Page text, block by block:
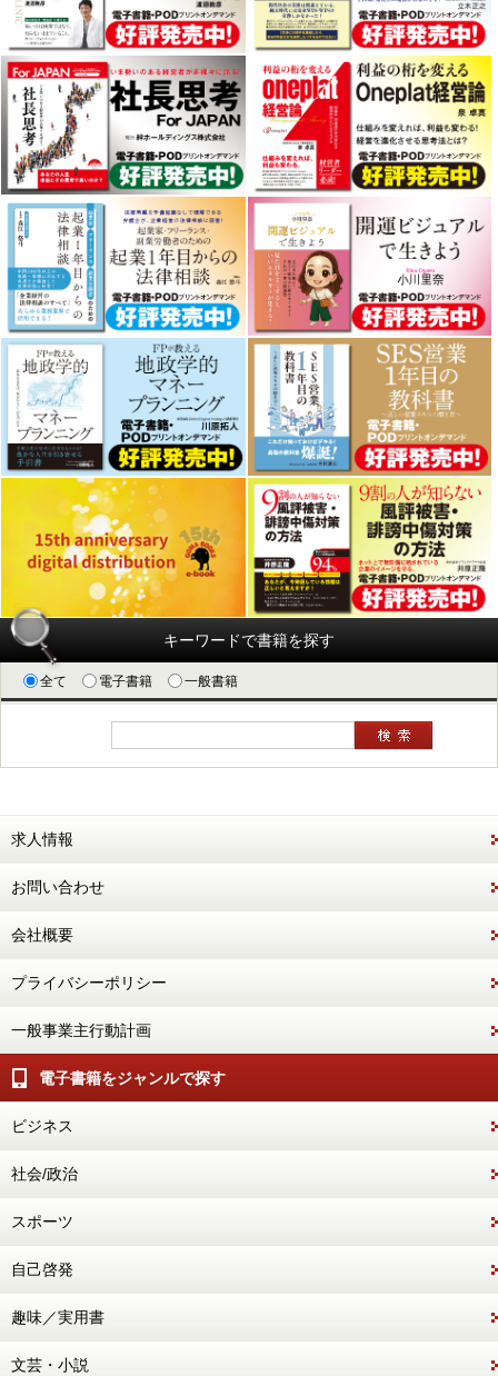
キーワードで書籍を探す
全て 電子書籍 一般書籍
求人情報
お問い合わせ
会社概要
プライバシーポリシー
一般事業主行動計画
電子書籍をジャンルで探す
ビジネス
社会/政治
スポーツ
自己啓発
趣味／実用書
文芸・小説